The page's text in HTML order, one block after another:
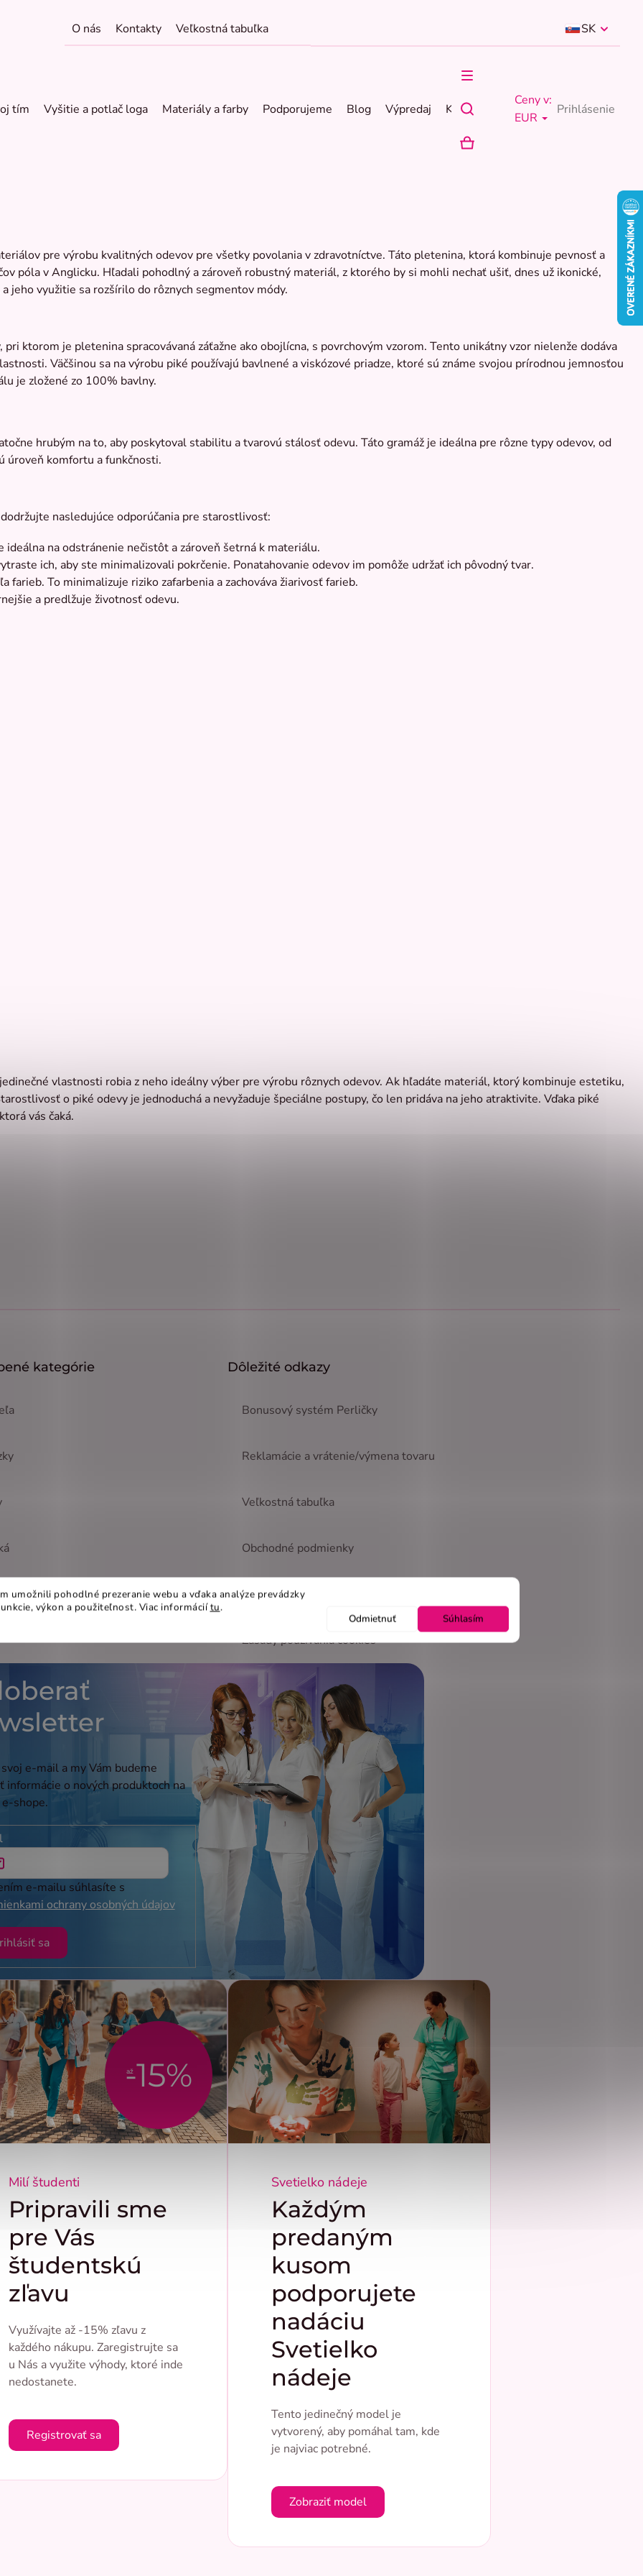
umožnili pohodlné prezeranie webu a vďaka analýze prevádzky
výkon a použiteľnost. Viac informáciítu.
Odmietnuť Súhlasím
O nás Kontakty Veľkostná tabuľka SK
tím Vyšitie a potlač loga Materiály a farby Podporujeme Blog Výpredaj Kontakty
Ceny v:
EUR
Prihlásenie
NÁKUPNÝ
pre výrobu kvalitných odevov pre všetky povolania v zdravotníctve. Táto pletenina, ktorá kombinuje pevnosť a
póla v Anglicku. Hľadali pohodlný a zároveň robustný materiál, z ktorého by si mohli nechať ušiť, dnes už ikonické,
jeho využitie sa rozšírilo do rôznych segmentov módy.
ktorom je pletenina spracovávaná záťažne ako obojlícna, s povrchovým vzorom. Tento unikátny vzor nielenže dodáva
Väčšinou sa na výrobu piké používajú bavlnené a viskózové priadze, ktoré sú známe svojou prírodnou jemnosťou
je zložené zo 100% bavlny.
hrubým na to, aby poskytoval stabilitu a tvarovú stálosť odevu. Táto gramáž je ideálna pre rôzne typy odevov, od
úroveň komfortu a funkčnosti.
nasledujúce odporúčania pre starostlivosť:
na odstránenie nečistôt a zároveň šetrná k materiálu.
ich, aby ste minimalizovali pokrčenie. Ponatahovanie odevov im pomôže udržať ich pôvodný tvar.
farieb. To minimalizuje riziko zafarbenia a zachováva žiarivosť farieb.
a predlžuje životnosť odevu.
vlastnosti robia z neho ideálny výber pre výrobu rôznych odevov. Ak hľadáte materiál, ktorý kombinuje estetiku,
o piké odevy je jednoduchá a nevyžaduje špeciálne postupy, čo len pridáva na jeho atraktivite. Vďaka piké
vás čaká.
kategórie Dôležité odkazy
Bonusový systém Perličky
Reklamácie a vrátenie/výmena tovaru
Veľkostná tabuľka
Obchodné podmienky
Ochrana osobných údajov
Zásady používania cookies
e-mail a my Vám budeme
informácie o nových produktoch na
shope.
e-mailu súhlasíte s
ochrany osobných údajov
sa
až
-15%
Milí študenti
Pripravili sme
pre Vás
študentskú
zľavu
Využívajte až -15% zľavu z
každého nákupu. Zaregistrujte sa
u Nás a využite výhody, ktoré inde
nedostanete.
Registrovať sa
Svetielko nádeje
Každým
predaným
kusom
podporujete
nadáciu
Svetielko
nádeje
Tento jedinečný model je
vytvorený, aby pomáhal tam, kde
je najviac potrebné.
Zobraziť model